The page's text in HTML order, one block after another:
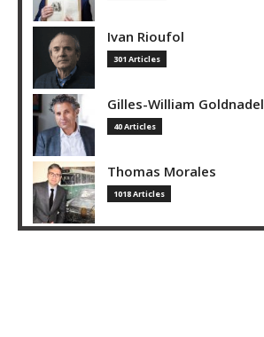
Ivan Rioufol
301 Articles
Gilles-William Goldnadel
40 Articles
Thomas Morales
1018 Articles